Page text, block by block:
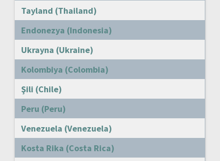
Tayland (Thailand)
Endonezya (Indonesia)
Ukrayna (Ukraine)
Kolombiya (Colombia)
Şili (Chile)
Peru (Peru)
Venezuela (Venezuela)
Kosta Rika (Costa Rica)